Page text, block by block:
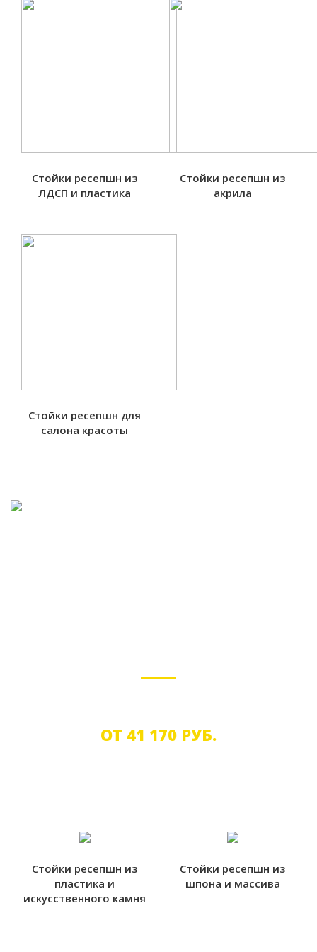
Стойки ресепшн из
ЛДСП и пластика
Стойки ресепшн из
акрила
Стойки ресепшн для
салона красоты
ОТ 41 170 РУБ.
Стойки ресепшн из
пластика и
искусcтвенного камня
Стойки ресепшн из
шпона и массива